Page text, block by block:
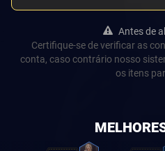
Antes de
Certifique-se de verificar as
conta, caso contrário nosso
os itens